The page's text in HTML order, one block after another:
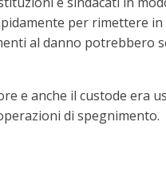
per rimettere
al danno potrebbero
e anche il custode era
di spegnimento.